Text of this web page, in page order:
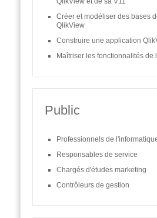
Créer et modéliser des bases
QlikView
Construire une application
Maîtriser les fonctionnalités de
Public
Professionnels de
Responsables de service
Chargés d'études marketing
Contrôleurs de gestion